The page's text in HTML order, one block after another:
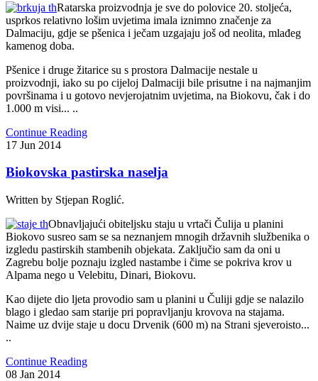
Ratarska proizvodnja je sve do polovice 20. stoljeća,
usprkos relativno lošim uvjetima imala iznimno značenje za
Dalmaciju, gdje se pšenica i ječam uzgajaju još od neolita, mlađeg
kamenog doba.
Pšenice i druge žitarice su s prostora Dalmacije nestale u
proizvodnji, iako su po cijeloj Dalmaciji bile prisutne i na najmanjim
površinama i u gotovo nevjerojatnim uvjetima, na Biokovu, čak i do
1.000 m visi... ..
Continue Reading
17 Jun 2014
Biokovska pastirska naselja
Written by Stjepan Roglić.
Obnavljajući obiteljsku staju u vrtači Čulija u planini
Biokovo susreo sam se sa neznanjem mnogih državnih službenika o
izgledu pastirskih stambenih objekata. Zaključio sam da oni u
Zagrebu bolje poznaju izgled nastambe i čime se pokriva krov u
Alpama nego u Velebitu, Dinari, Biokovu.
Kao dijete dio ljeta provodio sam u planini u Čuliji gdje se nalazilo
blago i gledao sam starije pri popravljanju krovova na stajama.
Naime uz dvije staje u docu Drvenik (600 m) na Strani sjeveroisto...
..
Continue Reading
08 Jan 2014